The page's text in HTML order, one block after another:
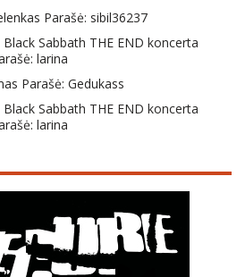
Parašė: sibil36237
Sabbath THE END koncerta
larina
Parašė: Gedukass
Sabbath THE END koncerta
larina